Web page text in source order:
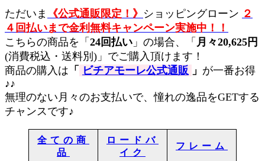
ただいま 《公式通販限定！》 ショッピングローン ２
４回払いまで金利無料キャンペーン実施中！！
こちらの商品を「 24回払い 」の場合、「 月々20,625円
(消費税込・送料別)」でご購入頂けます！
商品の購入は 「 ビチアモーレ公式通販 」 が一番お得
♪♪
無理のない月々のお支払いで、憧れの逸品をGETする
チャンスです♪
全ての商
品
ロードバ
イク
フレーム